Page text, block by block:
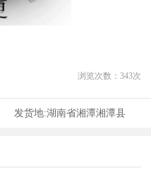
浏览次数： 343次
发货地:湖南省湘潭湘潭县